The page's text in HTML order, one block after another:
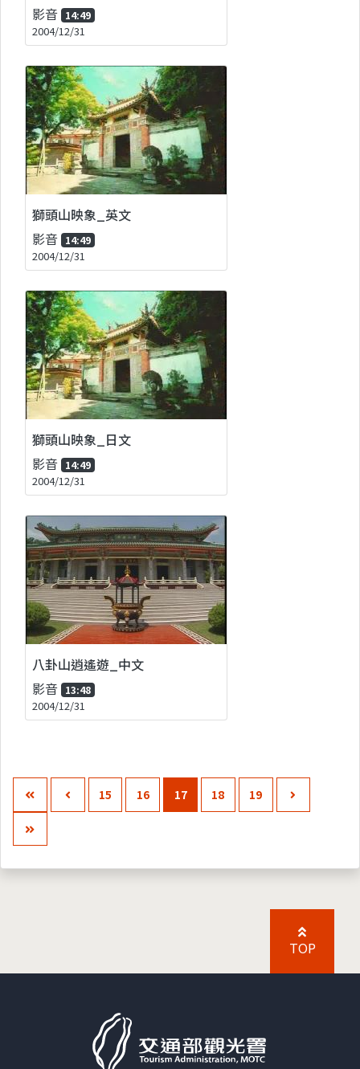
影音 14:49
2004/12/31
獅頭山映象_英文
影音 14:49
2004/12/31
獅頭山映象_日文
影音 14:49
2004/12/31
八卦山逍遙遊_中文
影音 13:48
2004/12/31
15 16 17 18 19
TOP